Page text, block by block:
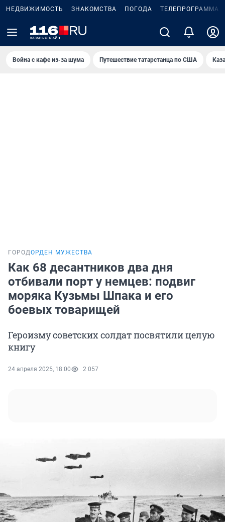
НЕДВИЖИМОСТЬ ЗНАКОМСТВА ПОГОДА ТЕЛЕПРОГРАММА
Война с кафе из-за шума Путешествие татарстанца по США
ГОРОДОРДЕН МУЖЕСТВА
Как 68 десантников два дня
отбивали порт у немцев: подвиг
моряка Кузьмы Шпака и его
боевых товарищей
Героизму советских солдат посвятили целую
книгу
24 апреля 2025, 18:00 2 057